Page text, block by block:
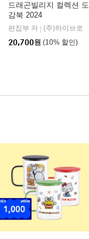
드래곤빌리지 컬렉션 도
감북 2024
편집부 저
(주)하이브로
20,700원 (10% 할인)